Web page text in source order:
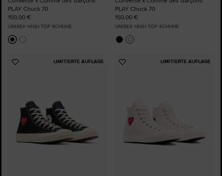
PLAY Chuck 70
150,00 €
UNISEX HIGH TOP SCHUHE
PLAY Chuck 70
150,00 €
UNISEX HIGH TOP SCHUHE
LIMITIERTE AUFLAGE
Zu
LIMITIERTE AUFLAGE
Zu